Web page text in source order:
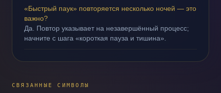
«Быстрый паук» повторяется несколько ночей — это
важно?
Да. Повтор указывает на незавершённый процесс;
начните с шага «короткая пауза и тишина».
СВЯЗАННЫЕ СИМВОЛЫ